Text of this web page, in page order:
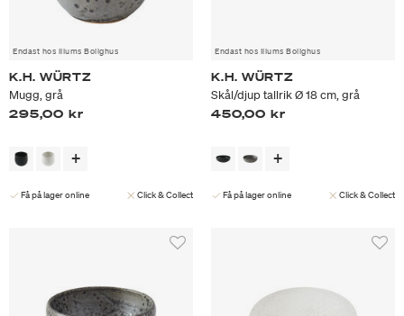
Endast hos Illums Bolighus
K.H. WÜRTZ
Mugg, grå
295,00 kr
Få på lager online Click & Collect
Endast hos Illums Bolighus
K.H. WÜRTZ
Skål/djup tallrik Ø 18 cm, grå
450,00 kr
Få på lager online Click & Collect